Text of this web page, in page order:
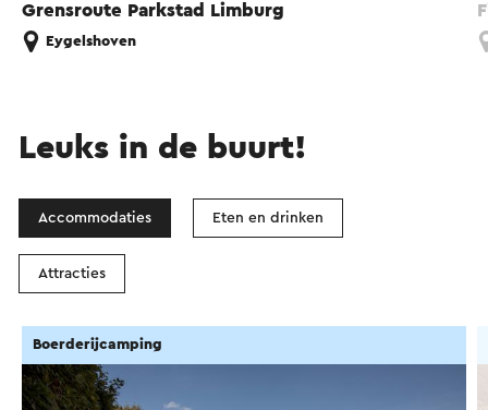
Grensroute Parkstad Limburg
Eygelshoven
Leuks in de buurt!
Accommodaties Eten en drinken
Attracties
Boerderijcamping